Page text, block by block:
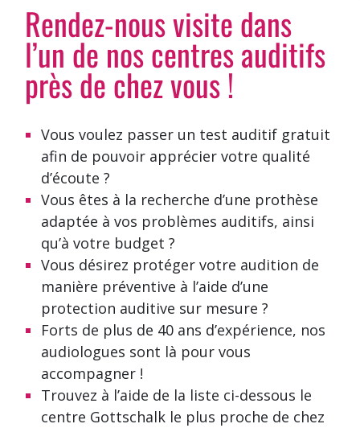
Rendez-nous visite dans
l’un de nos centres auditifs
près de chez vous !
Vous voulez passer un test auditif gratuit
afin de pouvoir apprécier votre qualité
d’écoute ?
Vous êtes à la recherche d’une prothèse
adaptée à vos problèmes auditifs, ainsi
qu’à votre budget ?
Vous désirez protéger votre audition de
manière préventive à l’aide d’une
protection auditive sur mesure ?
Forts de plus de 40 ans d’expérience, nos
audiologues sont là pour vous
accompagner !
Trouvez à l’aide de la liste ci-dessous le
centre Gottschalk le plus proche de chez